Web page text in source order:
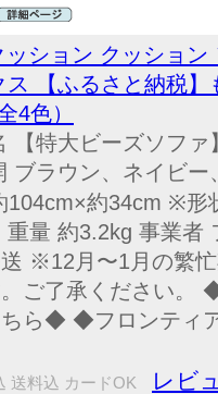
ッション クッショ
ス 【ふるさと納税
4色）
【特大ビーズソフ
ブラウン、ネイビ
104cm×約34cm ※形
重量 約3.2kg 事業者
※12月〜1月の繁
ご了承ください。
ら◆ ◆フロンティ
送料込 カードOK レビ